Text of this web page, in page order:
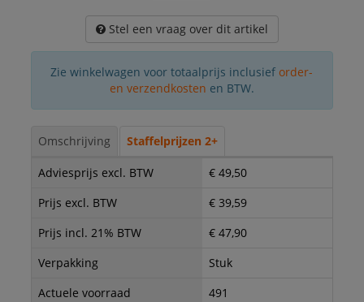
Stel een vraag over dit artikel
Zie winkelwagen voor totaalprijs inclusief order-
en verzendkosten en BTW.
Omschrijving Staffelprijzen 2+
Adviesprijs excl. BTW
€ 49,50
Prijs excl. BTW
€ 39,59
Prijs incl. 21% BTW
€ 47,90
Verpakking
Stuk
Actuele voorraad
491